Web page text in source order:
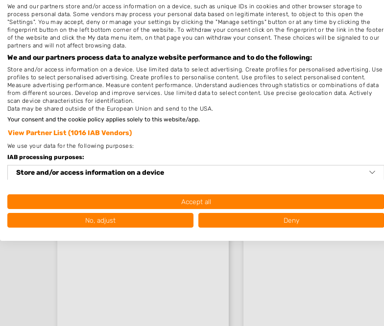
Wittelte
Wateren
Doldersum
Appelscha
Nieuw in Geeuwenbrug
Nog geen statistieken beschikbaar. Nog geen statistieken beschikbaar.
We and our partners store and/or access information on a device, such as unique IDs in cookies and other browser storage to
process personal data. Some vendors may process your personal data based on legitimate interest, to object to this open the
"Settings". You may accept, deny or manage your settings by clicking the "Manage settings" button or at any time by clicking the
fingerprint button on the left bottom corner of the website. To withdraw your consent click on the fingerprint or the link in the footer
of the website and click the My data menu item, on that page you can withdraw your consent. These choices will be signaled to our
partners and will not affect browsing data.
We and our partners process data to analyze website performance and to do the following:
Store and/or access information on a device. Use limited data to select advertising. Create profiles for personalised advertising. Use
profiles to select personalised advertising. Create profiles to personalise content. Use profiles to select personalised content.
Measure advertising performance. Measure content performance. Understand audiences through statistics or combinations of data
from different sources. Develop and improve services. Use limited data to select content. Use precise geolocation data. Actively
scan device characteristics for identification.
Data may be shared outside of the European Union and send to the USA.
Your consent and the cookie policy applies solely to this website/app.
View Partner List (1016 IAB Vendors)
We use your data for the following purposes:
IAB processing purposes:
Store and/or access information on a device
Create profiles for personalised advertising
Accept all
No, adjust Deny